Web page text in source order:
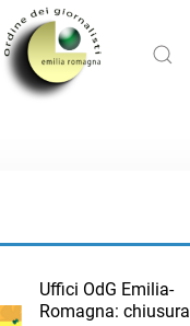
Uffici OdG Emilia-
Romagna: chiusura